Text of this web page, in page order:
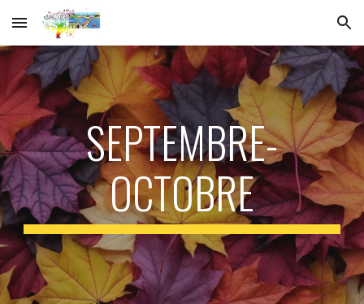
Skip to main content Skip to navigation
SEPTEMBRE-
OCTOBRE